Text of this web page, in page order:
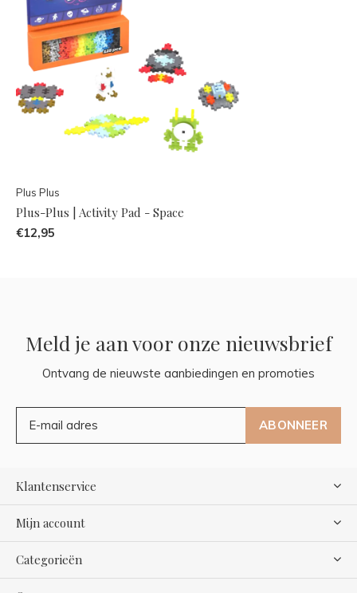
Plus Plus
Plus-Plus | Activity Pad - Space
€12,95
Meld je aan voor onze nieuwsbrief
Ontvang de nieuwste aanbiedingen en promoties
ABONNEER
Klantenservice
Mijn account
Categorieën